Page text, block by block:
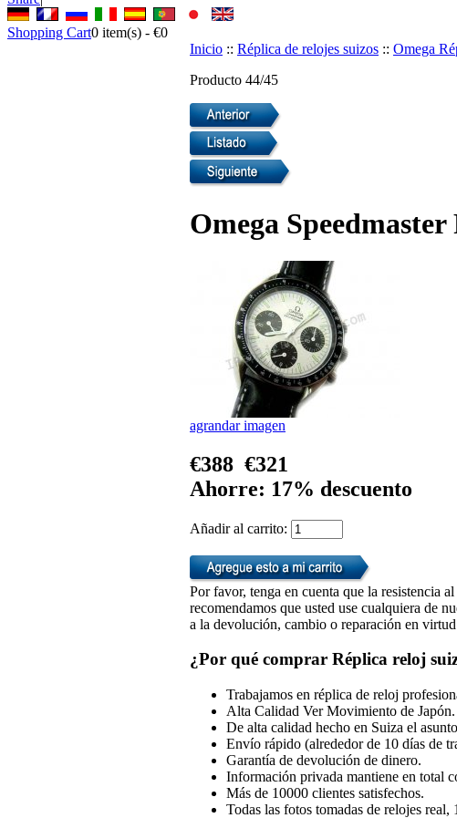
Shopping Cart0 item(s) - €0
Inicio :: Réplica de relojes suizos :: Omega
Producto 44/45
Omega
agrandar imagen
€388 €321
Ahorre: 17% descuento
Añadir al carrito:
Por favor, tenga en cuenta que la resistencia
recomendamos que usted use cualquiera de
a la devolución, cambio o reparación en
¿Por qué comprar Réplica reloj
Trabajamos en réplica de reloj
Alta Calidad Ver Movimiento de Japón.
De alta calidad hecho en Suiza el
Envío rápido (alrededor de 10 días de
Garantía de devolución de dinero.
Información privada mantiene en total
Más de 10000 clientes satisfechos.
Todas las fotos tomadas de relojes